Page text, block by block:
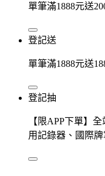
單筆滿1888元送
登記送
單筆滿1888元送
登記抽
【限APP下單】
用記錄器、國際